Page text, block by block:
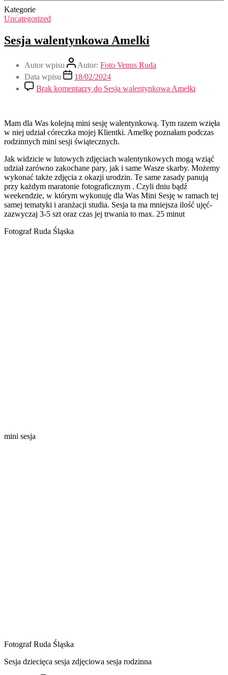
Kategorie
Uncategorized
Sesja walentynkowa Amelki
Autor wpisu Autor: Foto Venus Ruda
Data wpisu
18/02/2024
Brak komentarzy do Sesja walentynkowa Amelki
Mam dla Was kolejną mini sesję walentynkową. Tym razem wzięła
w niej udział córeczka mojej Klientki. Amelkę poznałam podczas
rodzinnych mini sesji świątecznych.
Jak widzicie w lutowych zdjęciach walentynkowych mogą wziąć
udział zarówno zakochane pary, jak i same Wasze skarby. Możemy
wykonać także zdjęcia z okazji urodzin. Te same zasady panują
przy każdym maratonie fotograficznym . Czyli dniu bądź
weekendzie, w którym wykonuję dla Was Mini Sesję w ramach tej
samej tematyki i aranżacji studia. Sesja ta ma mniejsza ilość ujęć-
zazwyczaj 3-5 szt oraz czas jej trwania to max. 25 minut
Fotograf Ruda Śląska
mini sesja
Fotograf Ruda Śląska
Sesja dziecięca sesja zdjęciowa sesja rodzinna